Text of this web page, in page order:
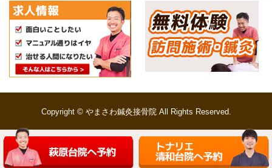
Copyright © やまさわ鍼灸接骨院 All Rights Reserved.